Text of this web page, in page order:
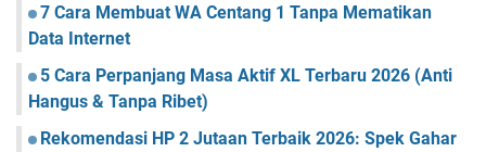
7 Cara Membuat WA Centang 1 Tanpa Mematikan
Data Internet
5 Cara Perpanjang Masa Aktif XL Terbaru 2026 (Anti
Hangus & Tanpa Ribet)
Rekomendasi HP 2 Jutaan Terbaik 2026: Spek Gahar